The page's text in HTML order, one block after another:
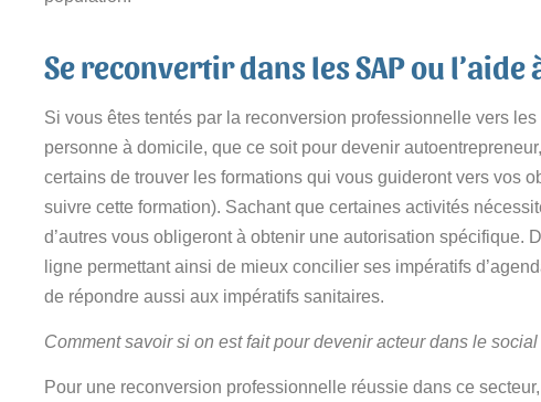
Se reconvertir dans les SAP ou
Si vous êtes tentés par la reconversion professionnelle vers
personne à domicile, que ce soit pour devenir
certains de trouver les formations qui vous guideront vers vos
suivre cette formation). Sachant que certaines activités
d’autres vous obligeront à obtenir une autorisation spécifique.
ligne permettant ainsi de mieux concilier ses impératifs
de répondre aussi aux impératifs sanitaires.
Comment savoir si on est fait pour devenir acteur dans le
Pour une reconversion professionnelle réussie dans ce